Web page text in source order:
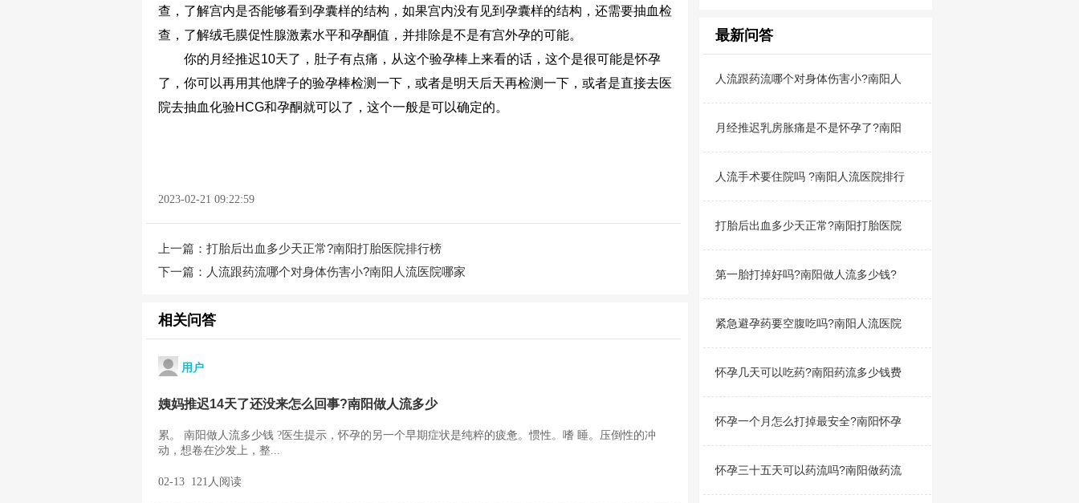
查，了解宫内是否能够看到孕囊样的结构，如果宫内没有见到孕囊样的结构，还需要抽血检
查，了解绒毛膜促性腺激素水平和孕酮值，并排除是不是有宫外孕的可能。
你的月经推迟10天了，肚子有点痛，从这个验孕棒上来看的话，这个是很可能是怀孕
了，你可以再用其他牌子的验孕棒检测一下，或者是明天后天再检测一下，或者是直接去医
院去抽血化验HCG和孕酮就可以了，这个一般是可以确定的。
2023-02-21 09:22:59
上一篇： 打胎后出血多少天正常?南阳打胎医院排行榜
下一篇： 人流跟药流哪个对身体伤害小?南阳人流医院哪家
相关问答
用户
姨妈推迟14天了还没来怎么回事?南阳做人流多少
累。 南阳做人流多少钱 ?医生提示，怀孕的另一个早期症状是纯粹的疲惫。惯性。嗜 睡。压倒性的冲
动，想卷在沙发上，整...
02-13 121人阅读
最新问答
人流跟药流哪个对身体伤害小?南阳人
月经推迟乳房胀痛是不是怀孕了?南阳
人流手术要住院吗 ?南阳人流医院排行
打胎后出血多少天正常?南阳打胎医院
第一胎打掉好吗?南阳做人流多少钱?
紧急避孕药要空腹吃吗?南阳人流医院
怀孕几天可以吃药?南阳药流多少钱费
怀孕一个月怎么打掉最安全?南阳怀孕
怀孕三十五天可以药流吗?南阳做药流